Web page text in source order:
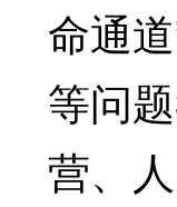
命通
等问
营、